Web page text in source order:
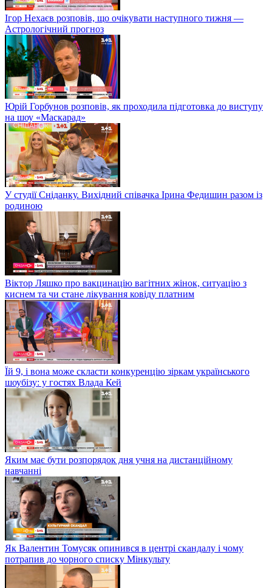
Ігор Нехаєв розповів, що очікувати наступного тижня —
Астрологічний прогноз
Юрій Горбунов розповів, як проходила підготовка до виступу
на шоу «Маскарад»
У студії Сніданку. Вихідний співачка Ірина Федишин разом із
родиною
Віктор Ляшко про вакцинацію вагітних жінок, ситуацію з
киснем та чи стане лікування ковіду платним
Їй 9, і вона може скласти конкуренцію зіркам українського
шоубізу: у гостях Влада Кей
Яким має бути розпорядок дня учня на дистанційному
навчанні
Як Валентин Томусяк опинився в центрі скандалу і чому
потрапив до чорного списку Мінкульту